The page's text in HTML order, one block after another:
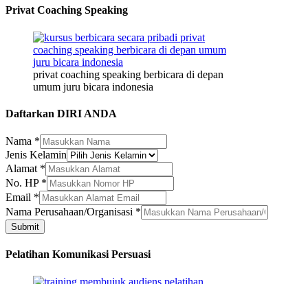
Privat Coaching Speaking
privat coaching speaking berbicara di depan
umum juru bicara indonesia
Daftarkan DIRI ANDA
Nama *
Jenis Kelamin
Alamat *
No. HP *
Email *
Nama
Perusahaan/Organisasi
Kelamin
Nama Perusahaan/Organisasi *
Submit
Pelatihan Komunikasi Persuasi